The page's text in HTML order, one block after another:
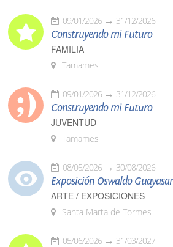
09/01/2026 31/12/2026
Construyendo mi Futuro
FAMILIA
Tamames
09/01/2026 31/12/2026
Construyendo mi Futuro
JUVENTUD
Tamames
08/05/2026 30/08/2026
Exposición Oswaldo
ARTE / EXPOSICIONES
Santa Marta de Tormes
05/06/2026 31/03/2027